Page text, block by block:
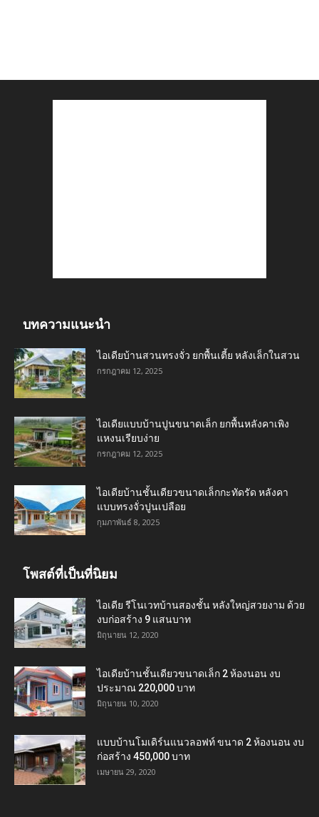
บทความแนะนำ
ไอเดียบ้านสวนทรงจั่ว ยกพื้นเตี้ย หลังเล็กในสวน
กรกฎาคม 12, 2025
ไอเดียแบบบ้านปูนขนาดเล็ก ยกพื้นหลังคาเพิง
แหงนเรียบง่าย
กรกฎาคม 12, 2025
ไอเดียบ้านชั้นเดียวขนาดเล็กกะทัดรัด หลังคา
แบบทรงจั่วปูนเปลือย
กุมภาพันธ์ 8, 2025
โพสต์ที่เป็นที่นิยม
ไอเดีย รีโนเวทบ้านสองชั้น หลังใหญ่สวยงาม ด้วย
งบก่อสร้าง 9 แสนบาท
มิถุนายน 12, 2020
ไอเดียบ้านชั้นเดียวขนาดเล็ก 2 ห้องนอน งบ
ประมาณ 220,000 บาท
มิถุนายน 10, 2020
แบบบ้านโมเดิร์นแนวลอฟท์ ขนาด 2 ห้องนอน งบ
ก่อสร้าง 450,000 บาท
เมษายน 29, 2020